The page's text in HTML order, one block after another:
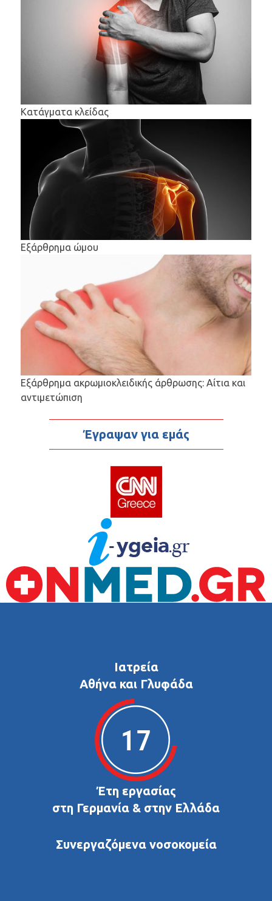
Κατάγματα κλείδας
Εξάρθρημα ώμου
Εξάρθρημα ακρωμιοκλειδικής άρθρωσης: Αίτια και
αντιμετώπιση
Έγραψαν για εμάς
Ιατρεία
Αθήνα και Γλυφάδα
Έτη εργασίας
στη Γερμανία & στην Ελλάδα
Συνεργαζόμενα νοσοκομεία